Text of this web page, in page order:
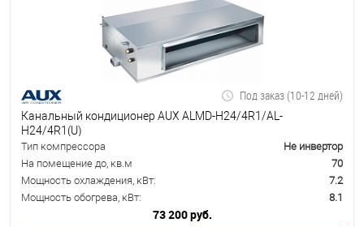
Под заказ (10-12 дней)
Канальный кондиционер AUX ALMD-H24/4R1/AL-
H24/4R1(U)
Тип компрессора
Не инвертор
На помещение до, кв.м
70
Мощность охлаждения, кВт:
7.2
Мощность обогрева, кВт:
8.1
73 200 руб.